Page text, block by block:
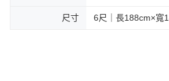
尺寸 6尺｜長188cm×寬